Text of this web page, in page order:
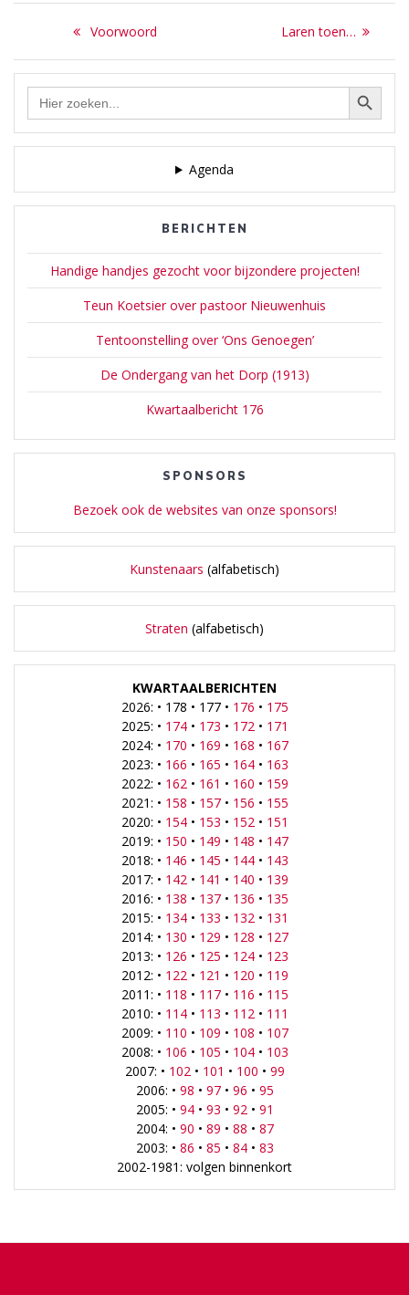
Bericht
navigatie
Previous
Voorwoord
Next
Laren toen…
Zoek Zoekknop
Agenda
BERICHTEN
Handige handjes gezocht voor bijzondere projecten!
Teun Koetsier over pastoor Nieuwenhuis
Tentoonstelling over ‘Ons Genoegen’
De Ondergang van het Dorp (1913)
Kwartaalbericht 176
SPONSORS
Bezoek ook de websites van onze sponsors!
Kunstenaars (alfabetisch)
Straten (alfabetisch)
KWARTAALBERICHTEN
2026: • 178 • 177 • 176 • 175
2025: • 174• 173 • 172• 171
2024: • 170 • 169 • 168 • 167
2023: • 166 • 165 • 164• 163
2022: • 162• 161 • 160 • 159
2021: • 158 • 157• 156 • 155
2020: • 154• 153 • 152• 151
2019: • 150 • 149 • 148 • 147
2018: • 146 • 145 • 144• 143
2017: • 142• 141 • 140 • 139
2016: • 138 • 137• 136 • 135
2015: • 134• 133 • 132• 131
2014: • 130 • 129 • 128 • 127
2013: • 126 • 125 • 124• 123
2012: • 122• 121 • 120 • 119
2011: • 118 • 117• 116 • 115
2010: • 114• 113 • 112• 111
2009: • 110 • 109 • 108 • 107
2008: • 106 • 105 • 104• 103
2007: • 102• 101 • 100 • 99
2006: • 98 • 97• 96 • 95
2005: • 94• 93 • 92• 91
2004: • 90 • 89 • 88 • 87
2003: • 86 • 85 • 84• 83
2002-1981: volgen binnenkort